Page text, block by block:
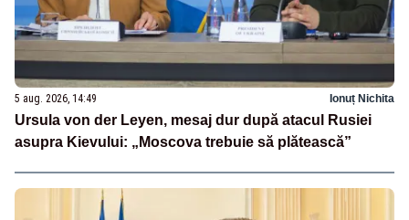
5 aug. 2026, 14:49 Ionuț Nichita
Ursula von der Leyen, mesaj dur după atacul Rusiei
asupra Kievului: „Moscova trebuie să plătească”